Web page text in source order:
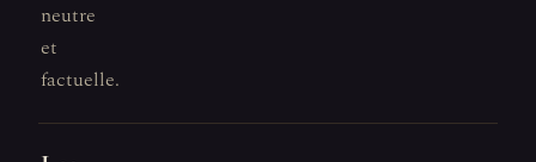
neutre
et
factuelle.